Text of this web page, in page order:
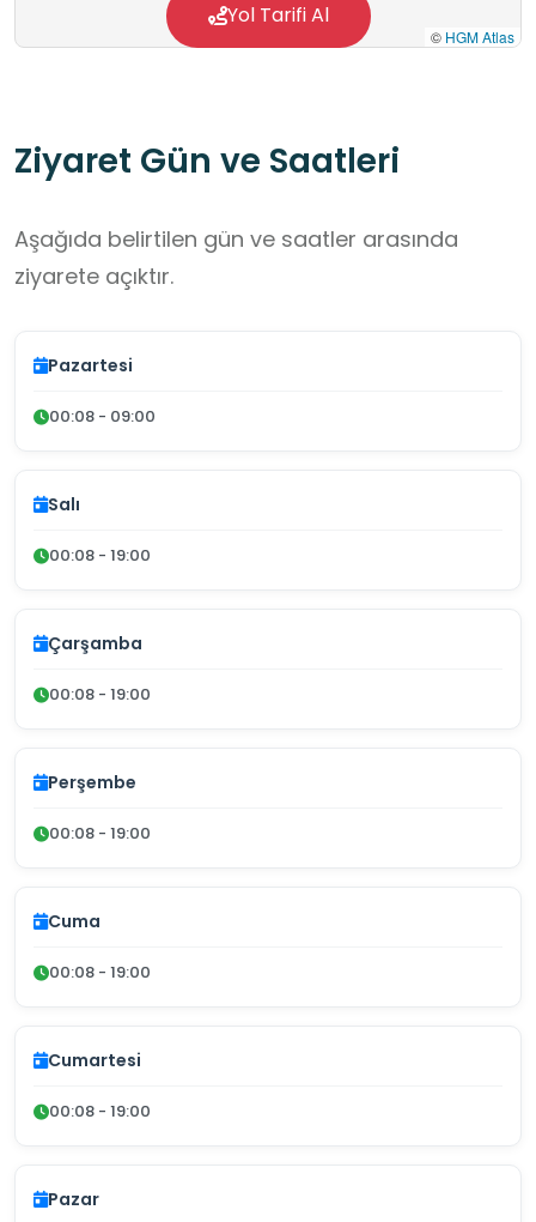
© HGM Atlas
Yol Tarifi Al
Ziyaret Gün ve Saatleri
Aşağıda belirtilen gün ve saatler arasında
ziyarete açıktır.
Pazartesi
00:08 - 09:00
Salı
00:08 - 19:00
Çarşamba
00:08 - 19:00
Perşembe
00:08 - 19:00
Cuma
00:08 - 19:00
Cumartesi
00:08 - 19:00
Pazar